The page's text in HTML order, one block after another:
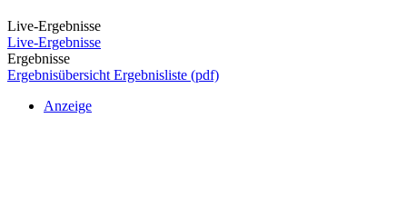
Live-Ergebnisse
Live-Ergebnisse
Ergebnisse
Ergebnisübersicht Ergebnisliste (pdf)
Anzeige